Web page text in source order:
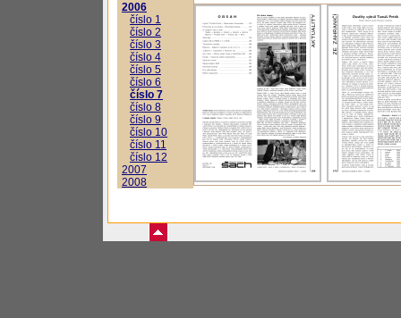
2006
číslo 1
číslo 2
číslo 3
číslo 4
číslo 5
číslo 6
číslo 7
číslo 8
číslo 9
číslo 10
číslo 11
číslo 12
2007
2008